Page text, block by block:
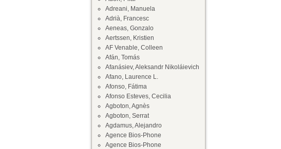
Adreani, Manuela
Adrià, Francesc
Aeneas, Gonzalo
Aertssen, Kristien
AF Venable, Colleen
Afán, Tomás
Afanásiev, Aleksandr Nikoláievich
Afano, Laurence L.
Afonso, Fátima
Afonso Esteves, Cecilia
Agboton, Agnès
Agboton, Serrat
Agdamus, Alejandro
Agence Bios-Phone
Agence Bios-Phone